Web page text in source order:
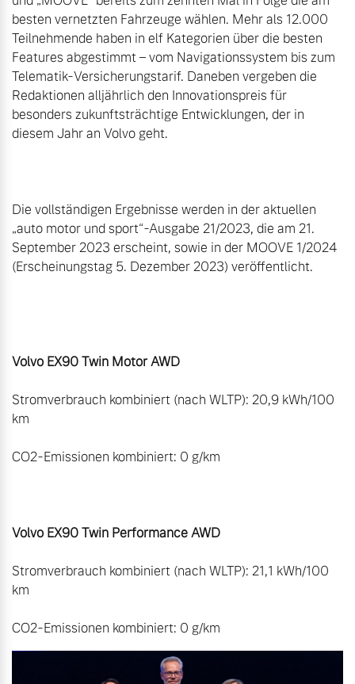
besten vernetzten Fahrzeuge wählen. Mehr als 12.000
Teilnehmende haben in elf Kategorien über die besten
Features abgestimmt – vom Navigationssystem bis zum
Telematik-Versicherungstarif. Daneben vergeben die
Redaktionen alljährlich den Innovationspreis für
besonders zukunftsträchtige Entwicklungen, der in
diesem Jahr an Volvo geht.
Die vollständigen Ergebnisse werden in der aktuellen
„auto motor und sport“-Ausgabe 21/2023, die am 21.
September 2023 erscheint, sowie in der MOOVE 1/2024
(Erscheinungstag 5. Dezember 2023) veröffentlicht.
Volvo EX90 Twin Motor AWD
Stromverbrauch kombiniert (nach WLTP): 20,9 kWh/100
km
CO2-Emissionen kombiniert: 0 g/km
Volvo EX90 Twin Performance AWD
Stromverbrauch kombiniert (nach WLTP): 21,1 kWh/100
km
CO2-Emissionen kombiniert: 0 g/km